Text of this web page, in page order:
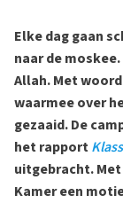
Elke dag gaan
naar de
Allah. Met
waarmee over
gezaaid. De
het rapport
uitgebracht.
Kamer een